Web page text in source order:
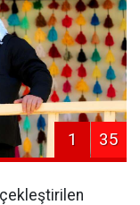
1 35